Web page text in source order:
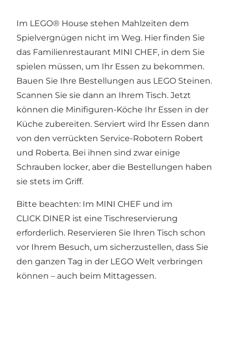
Im LEGO® House stehen Mahlzeiten dem
Spielvergnügen nicht im Weg. Hier finden Sie
das Familienrestaurant MINI CHEF, in dem Sie
spielen müssen, um Ihr Essen zu bekommen.
Bauen Sie Ihre Bestellungen aus LEGO Steinen.
Scannen Sie sie dann an Ihrem Tisch. Jetzt
können die Minifiguren-Köche Ihr Essen in der
Küche zubereiten. Serviert wird Ihr Essen dann
von den verrückten Service-Robotern Robert
und Roberta. Bei ihnen sind zwar einige
Schrauben locker, aber die Bestellungen haben
sie stets im Griff.
Bitte beachten: Im MINI CHEF und im
CLICK DINER ist eine Tischreservierung
erforderlich. Reservieren Sie Ihren Tisch schon
vor Ihrem Besuch, um sicherzustellen, dass Sie
den ganzen Tag in der LEGO Welt verbringen
können – auch beim Mittagessen.